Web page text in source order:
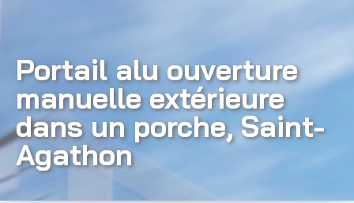
Portail alu ouverture
manuelle extérieure
dans un porche, Saint-
Agathon